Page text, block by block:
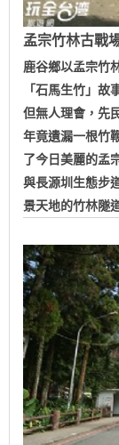
孟宗竹林古戰
鹿谷鄉以孟宗竹
「石馬生竹」故
但無人理會，先
年竟遺漏一根竹
了今日美麗的孟
與長源圳生態步
景天地的竹林隧